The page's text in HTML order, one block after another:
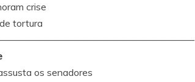
crise
tortura
os senadores